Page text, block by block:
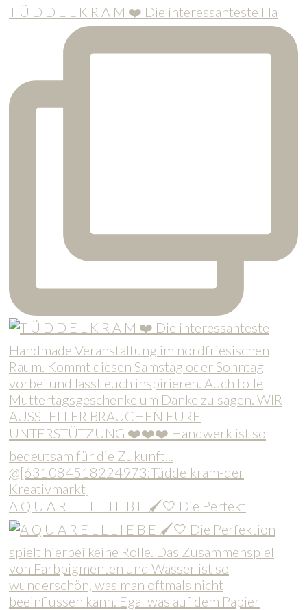
T Ü D D E L K R A M ❤️ Die interessanteste Ha
A Q U A R E L L L I E B E 🖌️🤍 Die Perfekt